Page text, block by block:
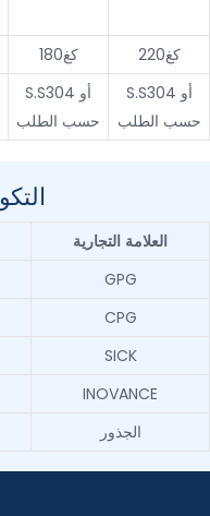
كغ180
كغ220
S.S304 أو
حسب الطلب
S.S304 أو
حسب الطلب
العلامة التجارية
GPG
CPG
SICK
INOVANCE
الجذور